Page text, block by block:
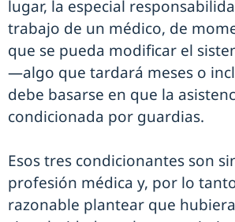
lugar, la especial
trabajo de un médico, de
que se pueda modificar el
—algo que tardará meses o
debe basarse en que la
condicionada por guardias.
Esos tres condicionantes son
profesión médica y, por lo
razonable plantear que